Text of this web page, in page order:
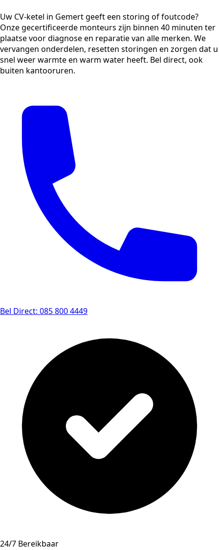
Uw CV-ketel in Gemert geeft een storing of foutcode?
Onze gecertificeerde monteurs zijn binnen 40 minuten ter
plaatse voor diagnose en reparatie van alle merken. We
vervangen onderdelen, resetten storingen en zorgen dat u
snel weer warmte en warm water heeft. Bel direct, ook
buiten kantooruren.
Bel Direct: 085 800 4449
24/7 Bereikbaar